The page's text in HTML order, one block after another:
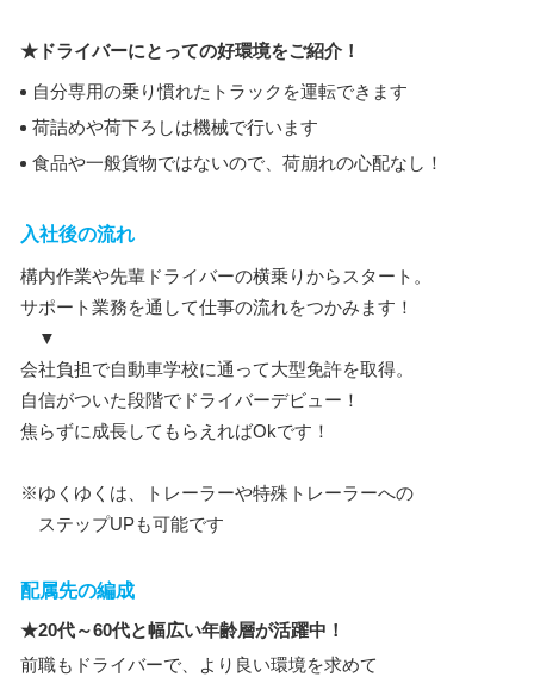
★ドライバーにとっての好環境をご紹介！
自分専用の乗り慣れたトラックを運転できます
荷詰めや荷下ろしは機械で行います
食品や一般貨物ではないので、荷崩れの心配なし！
入社後の流れ
構内作業や先輩ドライバーの横乗りからスタート。
サポート業務を通して仕事の流れをつかみます！
▼
会社負担で自動車学校に通って大型免許を取得。
自信がついた段階でドライバーデビュー！
焦らずに成長してもらえればOkです！
※ゆくゆくは、トレーラーや特殊トレーラーへの
ステップUPも可能です
配属先の編成
★20代～60代と幅広い年齢層が活躍中！
前職もドライバーで、より良い環境を求めて